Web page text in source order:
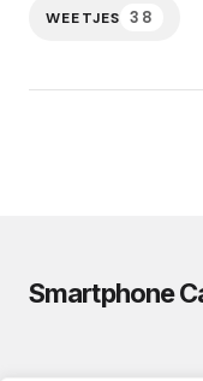
WEETJES 38
Smartphone